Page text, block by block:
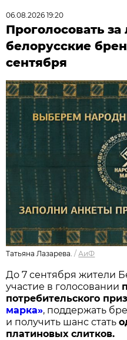
06.08.2026 19:20
Проголосовать
белорусские
сентября
Татьяна Лазарева. / АиФ
До 7 сентября жители
участие в голосовании п
потребительского
марка», поддержать
и получить шанс стать
платиновых слитков.